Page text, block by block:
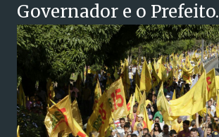
Governador e o Prefeito.